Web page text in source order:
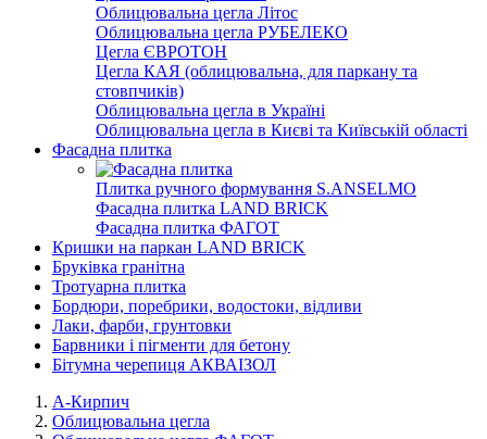
Облицювальна цегла Літос
Облицювальна цегла РУБЕЛЕКО
Цегла ЄВРОТОН
Цегла КАЯ (облицювальна, для паркану та
стовпчиків)
Облицювальна цегла в Україні
Облицювальна цегла в Києві та Київській області
Фасадна плитка
Плитка ручного формування S.ANSELMO
Фасадна плитка LAND BRICK
Фасадна плитка ФАГОТ
Кришки на паркан LAND BRICK
Бруківка гранітна
Тротуарна плитка
Бордюри, поребрики, водостоки, відливи
Лаки, фарби, грунтовки
Барвники і пігменти для бетону
Бітумна черепиця АКВАІЗОЛ
А-Кирпич
Облицювальна цегла